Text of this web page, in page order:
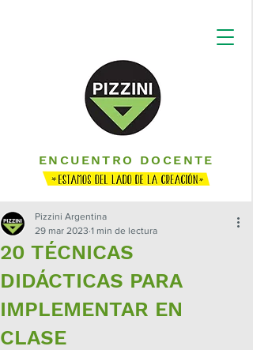
ENCUENTRO DOCENTE
20 TÉCNICAS
DIDÁCTICAS PARA
IMPLEMENTAR EN
CLASE
Pizzini Argentina
29 mar 2023 1 min de lectura